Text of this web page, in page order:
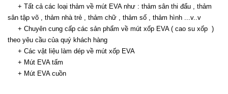
+ Tất cả các loại thảm về mút EVA như : thảm sân thi đấu , thảm
sân tập võ , thảm nhà trẻ , thảm chữ , thảm số , thảm hình ...v..v
+ Chuyên cung cấp các sản phẩm về mút xốp EVA ( cao su xốp )
theo yêu cầu của quý khách hàng
+ Các vật liệu làm dép về mút xốp EVA
+ Mút EVA tấm
+ Mút EVA cuồn